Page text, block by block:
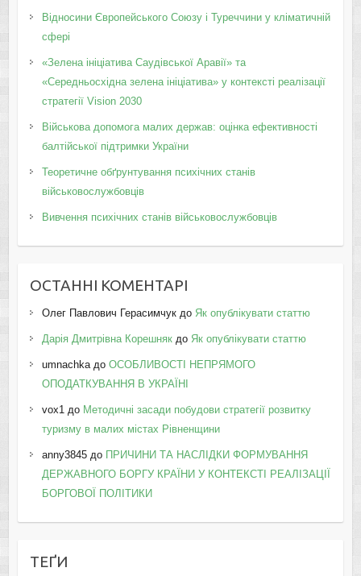
Відносини Європейського Союзу і Туреччини у кліматичній
сфері
«Зелена ініціатива Саудівської Аравії» та
«Середньосхідна зелена ініціатива» у контексті реалізації
стратегії Vision 2030
Військова допомога малих держав: оцінка ефективності
балтійської підтримки України
Теоретичне обґрунтування психічних станів
військовослужбовців
Вивчення психічних станів військовослужбовців
ОСТАННІ КОМЕНТАРІ
Олег Павлович Герасимчукдо Як опублікувати статтю
Дарія Дмитрівна Корешнякдо Як опублікувати статтю
umnachkaдо ОСОБЛИВОСТІ НЕПРЯМОГО
ОПОДАТКУВАННЯ В УКРАЇНІ
vox1до Методичні засади побудови стратегії розвитку
туризму в малих містах Рівненщини
anny3845до ПРИЧИНИ ТА НАСЛІДКИ ФОРМУВАННЯ
ДЕРЖАВНОГО БОРГУ КРАЇНИ У КОНТЕКСТІ РЕАЛІЗАЦІЇ
БОРГОВОЇ ПОЛІТИКИ
ТЕҐИ